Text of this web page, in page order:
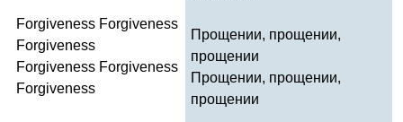
Forgiveness Forgiveness
Forgiveness
Forgiveness Forgiveness
Forgiveness
Прощении, прощении,
прощении
Прощении, прощении,
прощении